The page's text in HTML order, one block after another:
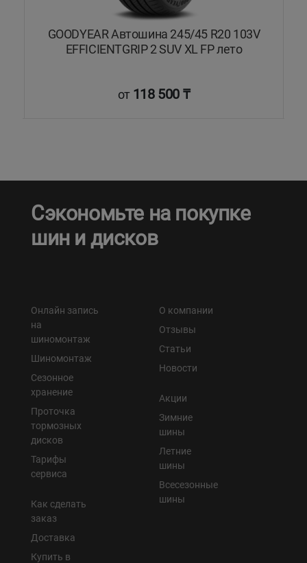
GOODYEAR Автошина 245/45 R20 103V
EFFICIENTGRIP 2 SUV XL FP лето
от 118 500 ₸
Сэкономьте на покупке
шин и дисков
Онлайн запись
на
шиномонтаж
Шиномонтаж
Сезонное
хранение
Проточка
тормозных
дисков
Тарифы
сервиса
Как сделать
заказ
Доставка
Купить в
О компании
Отзывы
Статьи
Новости
Акции
Зимние
шины
Летние
шины
Всесезонные
шины